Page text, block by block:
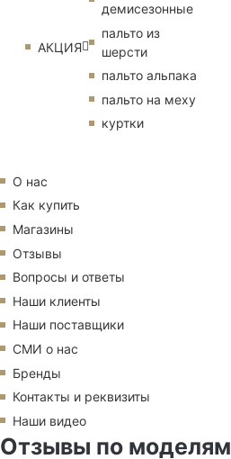
АКЦИЯ
демисезонные
пальто из
шерсти
пальто альпака
пальто на меху
куртки
О нас
Как купить
Магазины
Отзывы
Вопросы и ответы
Наши клиенты
Наши поставщики
СМИ о нас
Бренды
Контакты и реквизиты
Наши видео
Отзывы по моделям